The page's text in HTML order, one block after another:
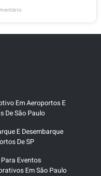
Em Aeroportos E
De São Paulo
E Desembarque
De SP
Eventos
Em São Paulo